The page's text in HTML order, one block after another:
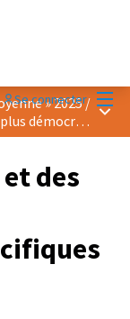
Se connecter
» 2025 /
et pacifiques
des